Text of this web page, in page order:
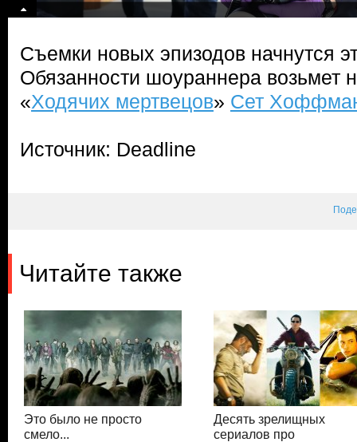
Съемки новых эпизодов начнутся
Обязанности шоураннера возьмет
«Ходячих мертвецов» Сет
Источник: Deadline
Читайте также
Это было не просто
смело...
Десять зрелищных
сериалов про